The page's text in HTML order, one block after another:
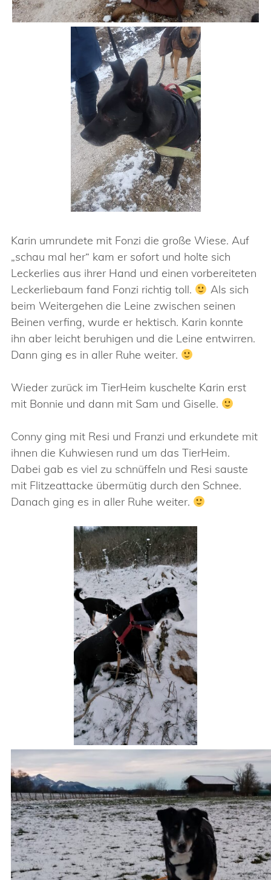
Karin umrundete mit Fonzi die große Wiese. Auf
„schau mal her“ kam er sofort und holte sich
Leckerlies aus ihrer Hand und einen vorbereiteten
Leckerliebaum fand Fonzi richtig toll.
Als sich
beim Weitergehen die Leine zwischen seinen
Beinen verfing, wurde er hektisch. Karin konnte
ihn aber leicht beruhigen und die Leine entwirren.
Dann ging es in aller Ruhe weiter.
Wieder zurück im TierHeim kuschelte Karin erst
mit Bonnie und dann mit Sam und Giselle.
Conny ging mit Resi und Franzi und erkundete mit
ihnen die Kuhwiesen rund um das TierHeim.
Dabei gab es viel zu schnüffeln und Resi sauste
mit Flitzeattacke übermütig durch den Schnee.
Danach ging es in aller Ruhe weiter.